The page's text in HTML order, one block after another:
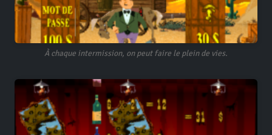
À chaque intermission, on peut faire le plein de vies.